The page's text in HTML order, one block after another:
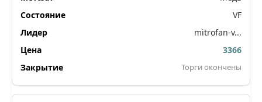
VF
mitrofan-v...
3366
Торги окончены